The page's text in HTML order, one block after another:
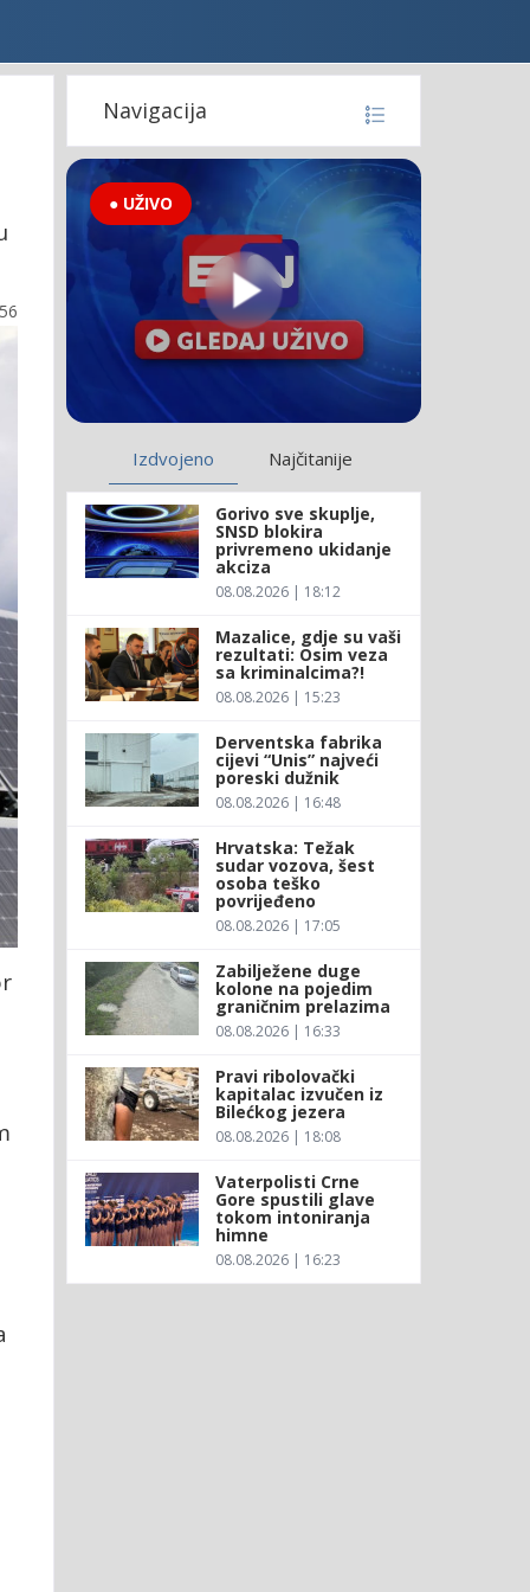
Navigacija
● UŽIVO
Izdvojeno Najčitanije
Gorivo sve skuplje,
SNSD blokira
privremeno ukidanje
akciza
08.08.2026 | 18:12
Mazalice, gdje su vaši
rezultati: Osim veza
sa kriminalcima?!
08.08.2026 | 15:23
Derventska fabrika
cijevi “Unis” najveći
poreski dužnik
08.08.2026 | 16:48
Hrvatska: Težak
sudar vozova, šest
osoba teško
povrijeđeno
08.08.2026 | 17:05
Zabilježene duge
kolone na pojedim
graničnim prelazima
08.08.2026 | 16:33
Pravi ribolovački
kapitalac izvučen iz
Bilećkog jezera
08.08.2026 | 18:08
Vaterpolisti Crne
Gore spustili glave
tokom intoniranja
himne
08.08.2026 | 16:23